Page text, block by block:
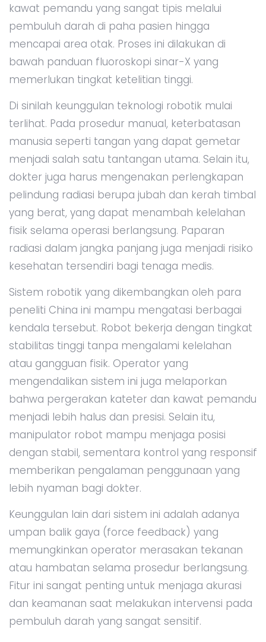
kawat pemandu yang sangat tipis melalui
pembuluh darah di paha pasien hingga
mencapai area otak. Proses ini dilakukan di
bawah panduan fluoroskopi sinar-X yang
memerlukan tingkat ketelitian tinggi.
Di sinilah keunggulan teknologi robotik mulai
terlihat. Pada prosedur manual, keterbatasan
manusia seperti tangan yang dapat gemetar
menjadi salah satu tantangan utama. Selain itu,
dokter juga harus mengenakan perlengkapan
pelindung radiasi berupa jubah dan kerah timbal
yang berat, yang dapat menambah kelelahan
fisik selama operasi berlangsung. Paparan
radiasi dalam jangka panjang juga menjadi risiko
kesehatan tersendiri bagi tenaga medis.
Sistem robotik yang dikembangkan oleh para
peneliti China ini mampu mengatasi berbagai
kendala tersebut. Robot bekerja dengan tingkat
stabilitas tinggi tanpa mengalami kelelahan
atau gangguan fisik. Operator yang
mengendalikan sistem ini juga melaporkan
bahwa pergerakan kateter dan kawat pemandu
menjadi lebih halus dan presisi. Selain itu,
manipulator robot mampu menjaga posisi
dengan stabil, sementara kontrol yang responsif
memberikan pengalaman penggunaan yang
lebih nyaman bagi dokter.
Keunggulan lain dari sistem ini adalah adanya
umpan balik gaya (force feedback) yang
memungkinkan operator merasakan tekanan
atau hambatan selama prosedur berlangsung.
Fitur ini sangat penting untuk menjaga akurasi
dan keamanan saat melakukan intervensi pada
pembuluh darah yang sangat sensitif.